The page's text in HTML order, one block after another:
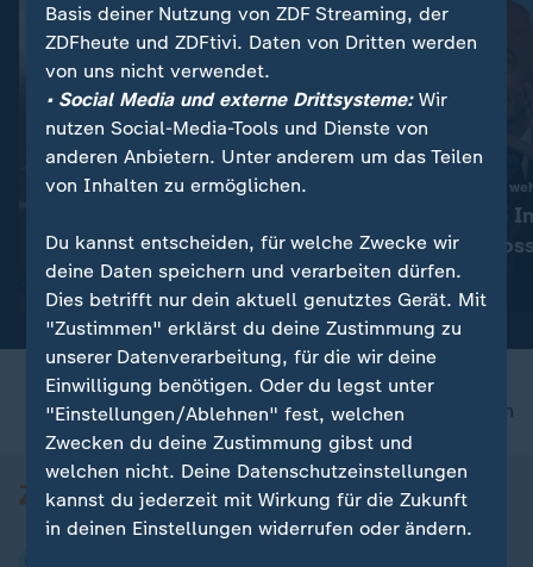
Duplantis, Mihambo & Co.:
Leichtathletik-EM
mit Video 3:29
Fußball-Weltverband
Trotz Kritik an
FIFA
je" mit Video1:11
nach oben
Basis deiner Nutzung von ZDF Streaming, der
ZDFheute und ZDFtivi. Daten von Dritten werden
von uns nicht verwendet.
• Social Media und externe Drittsysteme:Wir
nutzen Social-Media-Tools und Dienste von
anderen Anbietern. Unter anderem um das Teilen
von Inhalten zu ermöglichen.
Du kannst entscheiden, für welche Zwecke wir
deine Daten speichern und verarbeiten dürfen.
Dies betrifft nur dein aktuell genutztes Gerät. Mit
"Zustimmen" erklärst du deine Zustimmung zu
unserer Datenverarbeitung, für die wir deine
Einwilligung benötigen. Oder du legst unter
"Einstellungen/Ablehnen" fest, welchen
Zwecken du deine Zustimmung gibst und
welchen nicht. Deine Datenschutzeinstellungen
kannst du jederzeit mit Wirkung für die Zukunft
in deinen Einstellungen widerrufen oder ändern.